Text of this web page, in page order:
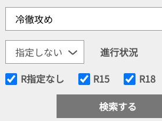
進行状況
R指定なし R15 R18